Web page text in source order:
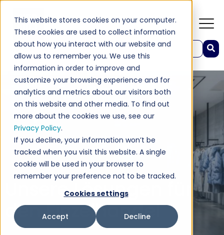
This website stores cookies on your computer.
These cookies are used to collect information
about how you interact with our website and
allow us to remember you. We use this
information in order to improve and
customize your browsing experience and for
analytics and metrics about our visitors both
on this website and other media. To find out
more about the cookies we use, see our
Privacy Policy.
If you decline, your information won’t be
tracked when you visit this website. A single
cookie will be used in your browser to
remember your preference not to be tracked.
Cookies settings
Accept Decline
Dies ist ein Suchfeld mit einer automatischen Vorschlagsfunktion.
Es gibt keine Vorschläge, da das Suchfeld leer ist.
Unsere Lösungen für
den Einzelhandel